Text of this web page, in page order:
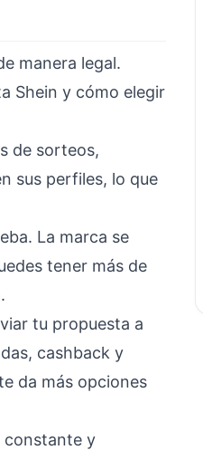
manera legal.
Shein y cómo elegir
de sorteos,
sus perfiles, lo que
La marca se
tener más de
tu propuesta a
cashback y
da más opciones
constante y